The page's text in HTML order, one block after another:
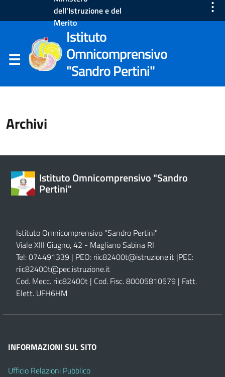
dell'Istruzione e del
Merito
⋮
Istituto
Omnicomprensivo
"Sandro Pertini"
Archivi
Istituto Omnicomprensivo "Sandro
Pertini"
Istituto Omnicomprensivo "Sandro Pertini"
Viale XIII Giugno, 42 - Magliano Sabina RI
Tel: 074491339 | PEO: riic82400t@istruzione.it |PEC:
riic82400t@pec.istruzione.it
Cod. Mecc. riic82400t | Cod. Fisc. 80005810579 | Fatt.
Elett. UFH6HM
INFORMAZIONI SUL SITO
Ufficio Relazioni Pubblico